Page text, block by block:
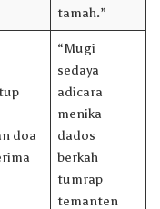
tamah.”
doa
“Mugi
sedaya
adicara
menika
dados
berkah
tumrap
temanten